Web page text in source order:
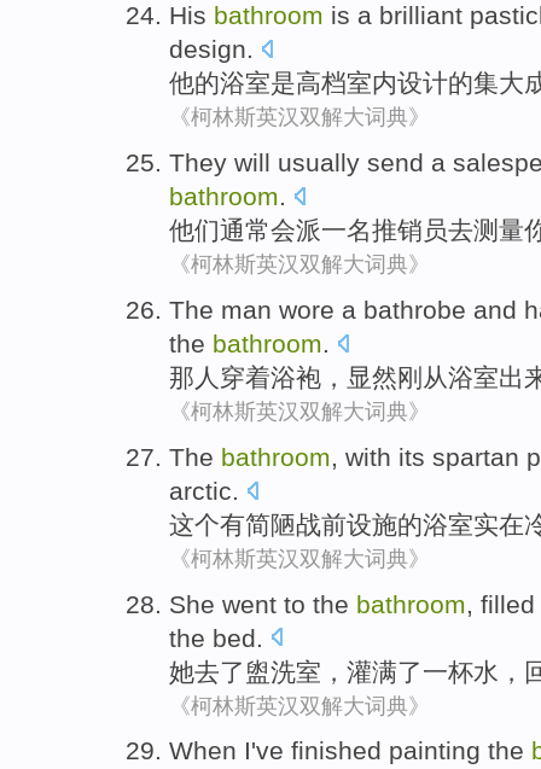
His bathroom is a brilliant
design.
他的浴室是高档室内设计的集大
《柯林斯英汉双解大词典》
They will usually send a
bathroom.
他们通常会派一名推销员去测量
《柯林斯英汉双解大词典》
The man wore a bathrobe and
the bathroom.
那 人 穿着浴袍， 显然刚 从浴室出
《柯林斯英汉双解大词典》
The bathroom, with its spartan
arctic.
这个有简陋战前设施的浴室实在
《柯林斯英汉双解大词典》
She went to the bathroom filled
the bed
她去了 盥洗室 ， 灌满了一杯水 ，
《柯林斯英汉双解大词典》
When I've finished painting the